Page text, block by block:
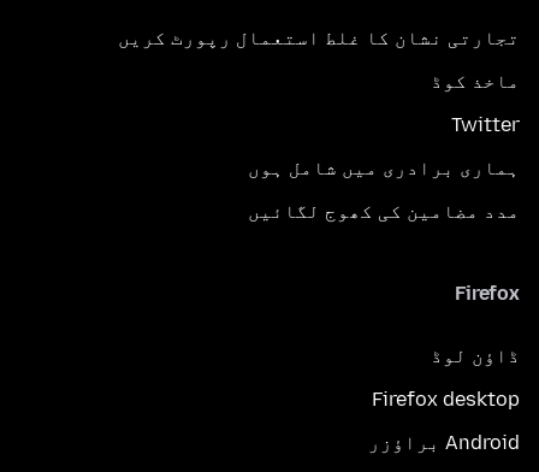
تجارتی نشان کا غلط استعمال رپورٹ کریں
ماخذ کوڈ
Twitter
ہماری برادری میں شامل ہوں
مدد مضامین کی کھوج لگائیں
Firefox
ڈاؤن لوڈ
Firefox desktop
Android براؤزر